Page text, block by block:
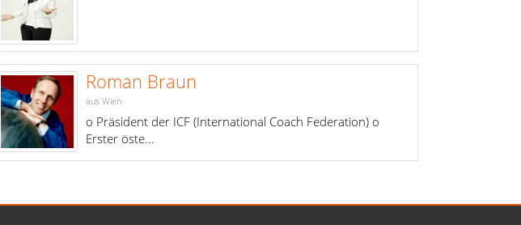
Roman Braun
aus Wien
o Präsident der ICF (International Coach Federation) o
Erster öste...